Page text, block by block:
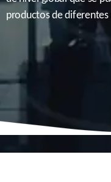
productos de diferentes